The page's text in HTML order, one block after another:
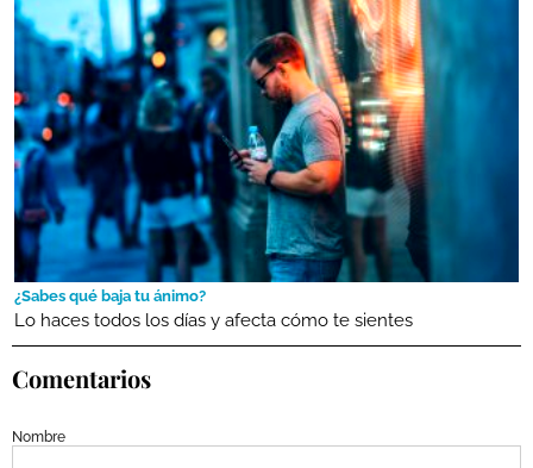
¿Sabes qué baja tu ánimo?
Lo haces todos los días y afecta cómo te sientes
Comentarios
Nombre